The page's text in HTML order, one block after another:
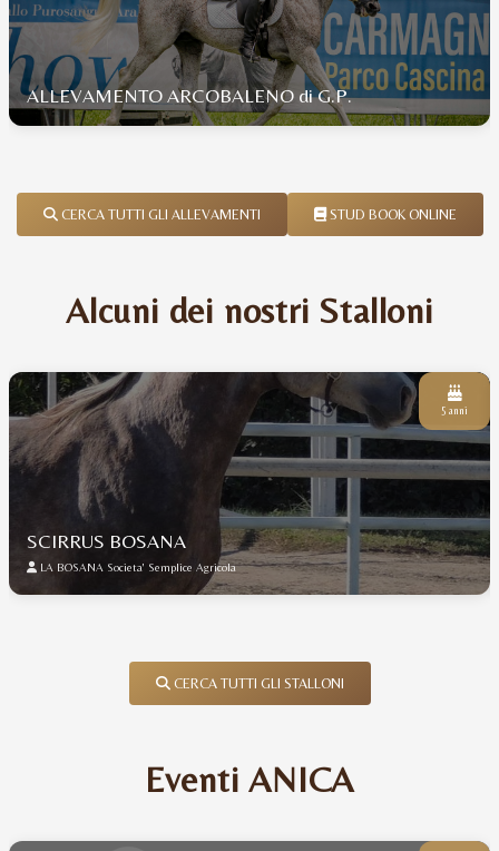
ALLEVAMENTO ARCOBALENO di G.P.
CERCA TUTTI GLI ALLEVAMENTI STUD BOOK ONLINE
Alcuni dei nostri Stalloni
5 anni
SCIRRUS BOSANA
LA BOSANA Societa' Semplice Agricola
CERCA TUTTI GLI STALLONI
Eventi ANICA